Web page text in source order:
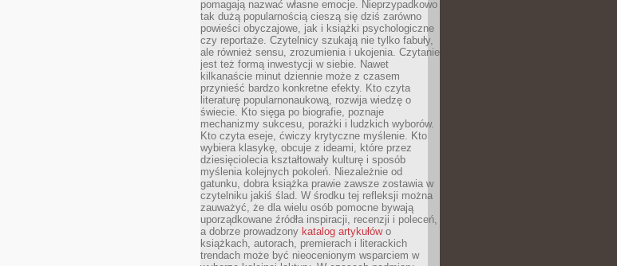
pomagają nazwać własne emocje. Nieprzypadkowo
tak dużą popularnością cieszą się dziś zarówno
powieści obyczajowe, jak i książki psychologiczne
czy reportaże. Czytelnicy szukają nie tylko fabuły,
ale również sensu, zrozumienia i ukojenia. Czytanie
jest też formą inwestycji w siebie. Nawet
kilkanaście minut dziennie może z czasem
przynieść bardzo konkretne efekty. Kto czyta
literaturę popularnonaukową, rozwija wiedzę o
świecie. Kto sięga po biografie, poznaje
mechanizmy sukcesu, porażki i ludzkich wyborów.
Kto czyta eseje, ćwiczy krytyczne myślenie. Kto
wybiera klasykę, obcuje z ideami, które przez
dziesięciolecia kształtowały kulturę i sposób
myślenia kolejnych pokoleń. Niezależnie od
gatunku, dobra książka prawie zawsze zostawia w
czytelniku jakiś ślad. W środku tej refleksji można
zauważyć, że dla wielu osób pomocne bywają
uporządkowane źródła inspiracji, recenzji i poleceń,
a dobrze prowadzony katalog artykułówo
książkach, autorach, premierach i literackich
trendach może być nieocenionym wsparciem w